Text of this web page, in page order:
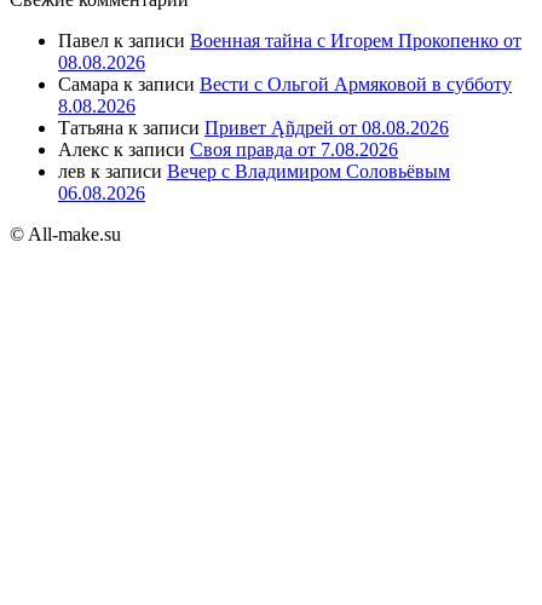
Павел к записи Военная тайна с Игорем Прокопенко от
08.08.2026
Самара к записи Вести с Ольгой Армяковой в субботу
8.08.2026
Татьяна к записи Привет Ąñдpей от 08.08.2026
Алекс к записи Своя правда от 7.08.2026
лев к записи Вечер с Владимиром Соловьёвым
06.08.2026
© All-make.su